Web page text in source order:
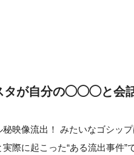
タが自分の◯◯◯と会
映像流出！ みたいなゴシッ
際に起こった“ある流出事件